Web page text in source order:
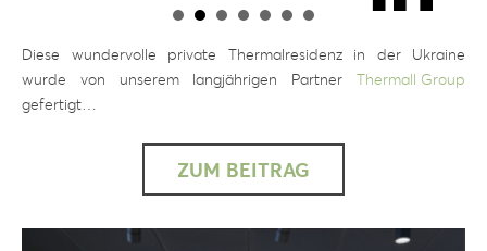
Diese wundervolle private Thermalresidenz in der Ukraine
wurde von unserem langjährigen Partner Thermall Group
gefertigt…
ZUM BEITRAG